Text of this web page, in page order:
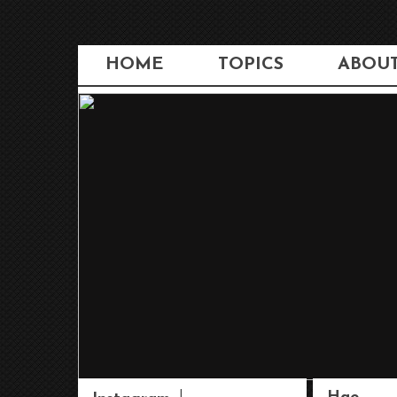
HOME TOPICS